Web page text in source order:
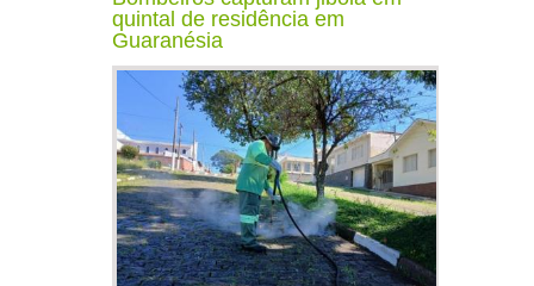
quintal de residência em
Guaranésia